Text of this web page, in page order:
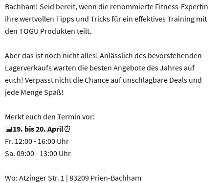
Bachham! Seid bereit, wenn die renommierte Fitness-Expertin
ihre wertvollen Tipps und Tricks für ein effektives Training mit
den TOGU Produkten teilt.
Aber das ist noch nicht alles! Anlässlich des bevorstehenden
Lagerverkaufs warten die besten Angebote des Jahres auf
euch! Verpasst nicht die Chance auf unschlagbare Deals und
jede Menge Spaß!
Merkt euch den Termin vor:
📅19. bis 20. April⏰
Fr. 12:00 - 16:00 Uhr
Sa. 09:00 - 13:00 Uhr
Wo: Atzinger Str. 1 | 83209 Prien-Bachham